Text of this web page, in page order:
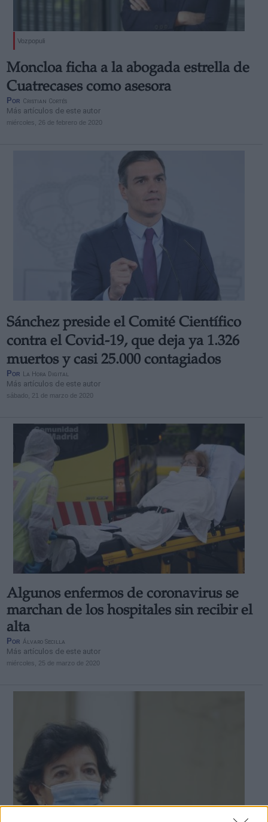
Vozpopuli
Moncloa ficha a la abogada estrella de
Cuatrecases como asesora
Por Cristian Cortés
Más artículos de este autor
miércoles, 26 de febrero de 2020
Sánchez preside el Comité Científico
contra el Covid-19, que deja ya 1.326
muertos y casi 25.000 contagiados
Por La Hora Digital
Más artículos de este autor
sábado, 21 de marzo de 2020
Algunos enfermos de coronavirus se
marchan de los hospitales sin recibir el
alta
Por Álvaro Secilla
Más artículos de este autor
miércoles, 25 de marzo de 2020